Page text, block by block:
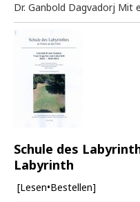
Dr. Ganbold Dagvadorj Mit
Schule des
Labyrinth
[Lesen•Bestellen]